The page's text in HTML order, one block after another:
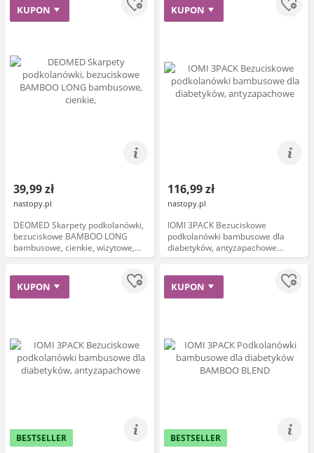
KUPON
39,99 zł
nastopy.pl
DEOMED Skarpety podkolanówki,
bezuciskowe BAMBOO LONG
bambusowe, cienkie, wizytowe,
naturalnie antyzapachowe Kolor
KUPON
116,99 zł
nastopy.pl
IOMI 3PACK Bezuciskowe
podkolanówki bambusowe dla
diabetyków, antyzapachowe
BAMBOO BLEND DIABETIC,
KUPON
BESTSELLER
KUPON
BESTSELLER